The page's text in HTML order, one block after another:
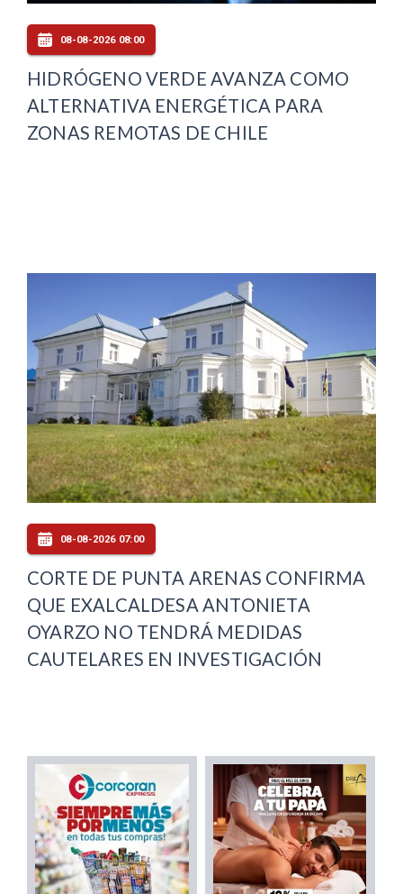
08-08-2026 08:00
HIDRÓGENO VERDE AVANZA COMO
ALTERNATIVA ENERGÉTICA PARA
ZONAS REMOTAS DE CHILE
08-08-2026 07:00
CORTE DE PUNTA ARENAS CONFIRMA
QUE EXALCALDESA ANTONIETA
OYARZO NO TENDRÁ MEDIDAS
CAUTELARES EN INVESTIGACIÓN